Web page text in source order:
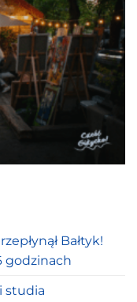
Bałtyk!
godzinach
studia